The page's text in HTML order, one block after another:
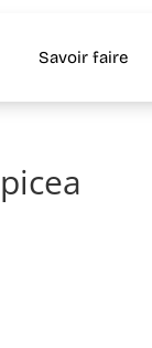
Savoir faire